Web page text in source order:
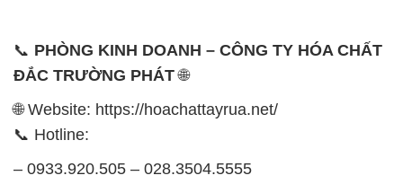
📞 PHÒNG KINH DOANH – CÔNG TY HÓA CHẤT
ĐẮC TRƯỜNG PHÁT🌐
🌐 Website: https://hoachattayrua.net/
📞 Hotline:
– 0933.920.505 – 028.3504.5555